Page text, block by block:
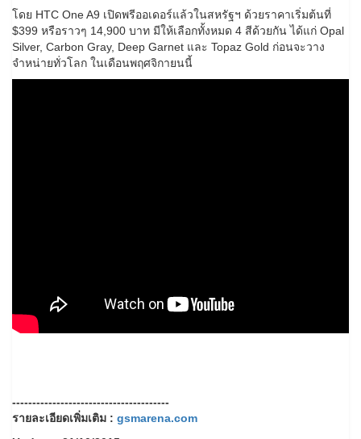
โดย HTC One A9 เปิดพรีออเดอร์แล้วในสหรัฐฯ ด้วยราคาเริ่มต้นที่
$399 หรือราวๆ 14,900 บาท มีให้เลือกทั้งหมด 4 สีด้วยกัน ได้แก่ Opal
Silver, Carbon Gray, Deep Garnet และ Topaz Gold ก่อนจะวาง
จำหน่ายทั่วโลก ในเดือนพฤศจิกายนนี้
---------------------------------------
รายละเอียดเพิ่มเติม : gsmarena.com